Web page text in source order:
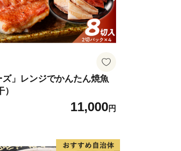
ウンロード・印刷し、添
さい。
、紙の申請書の郵送を希
けください。
ズ」レンジでかんたん焼魚
11,000円